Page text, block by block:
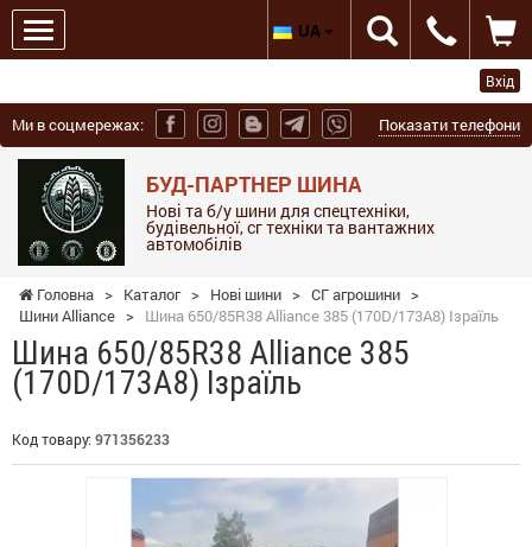
Вхід
Ми в соцмережах: Показати телефони
БУД-ПАРТНЕР ШИНА
Нові та б/у шини для спецтехніки,
будівельної, сг техніки та вантажних
автомобілів
UA
Головна > Каталог > Нові шини > СГ агрошини >
Шини Alliance > Шина 650/85R38 Alliance 385 (170D/173А8) Ізраїль
Шина 650/85R38 Alliance 385
(170D/173А8) Ізраїль
Код товару: 971356233